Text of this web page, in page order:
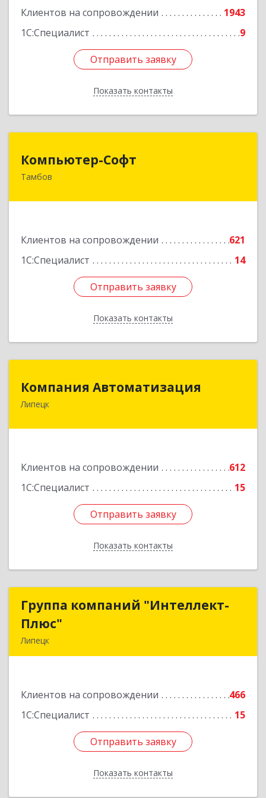
Клиентов на сопровождении
1943
1С:Специалист
9
Отправить заявку
Показать контакты
Отправить заявку
Назад
Компьютер-Софт
Тамбов
Клиентов на сопровождении
621
1С:Специалист
14
Отправить заявку
Показать контакты
392000, Тамбовская обл, Тамбов г, Советская
Отправить заявку
Назад
Компания Автоматизация
Липецк
Клиентов на сопровождении
612
1С:Специалист
15
Отправить заявку
Показать контакты
398001, Липецкая обл, Липецк г, Победы пл,
Отправить заявку
Назад
Группа компаний "Интеллект-
Плюс"
Липецк
Клиентов на сопровождении
466
1С:Специалист
15
Отправить заявку
Показать контакты
Группа компаний "Интеллект-
Подробнее
Отправить заявку
Назад